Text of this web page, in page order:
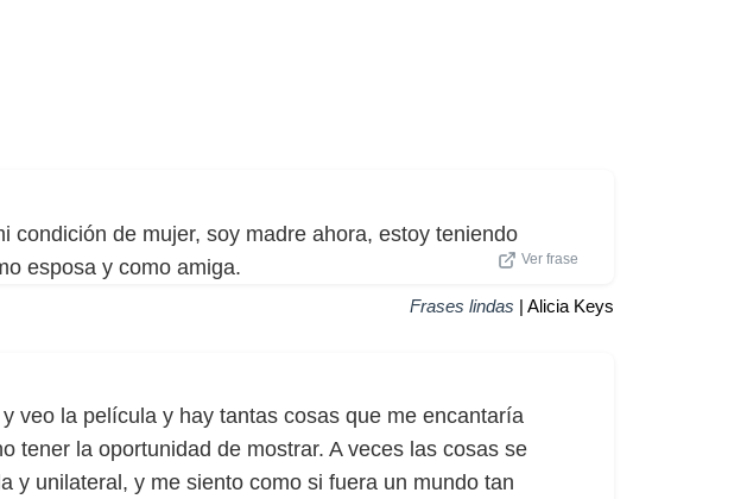
condición de mujer, soy madre ahora, estoy teniendo
esposa y como amiga.
Ver frase
Frases lindas | Alicia Keys
veo la película y hay tantas cosas que me encantaría
tener la oportunidad de mostrar. A veces las cosas se
y unilateral, y me siento como si fuera un mundo tan